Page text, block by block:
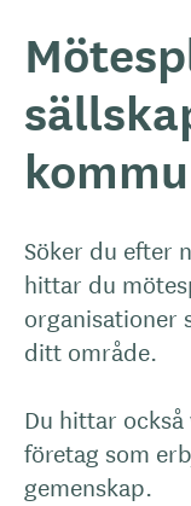
Söker du efter
hittar du
organisationer
ditt område.
Du hittar
företag som
gemenskap.